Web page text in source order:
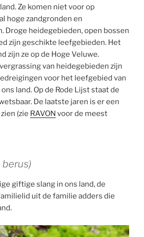
Ze komen niet voor op
hoge zandgronden en
Droge heidegebieden, open bossen
zijn geschikte leefgebieden. Het
zijn ze op de Hoge Veluwe.
van heidegebieden zijn
voor het leefgebied van
land. Op de Rode Lijst staat de
De laatste jaren is er een
(zie RAVON voor de meest
berus)
giftige slang in ons land, de
uit de familie adders die